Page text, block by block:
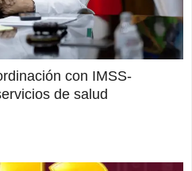
con IMSS-
de salud